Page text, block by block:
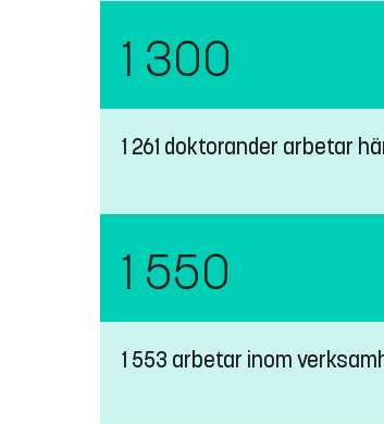
1 300
1 261 doktorander arbetar
1 550
1 553 arbetar inom